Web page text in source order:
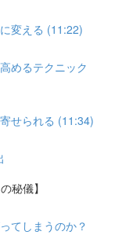
変える (11:22)
めるテクニック
せられる (11:34)
秘儀】
てしまうのか？